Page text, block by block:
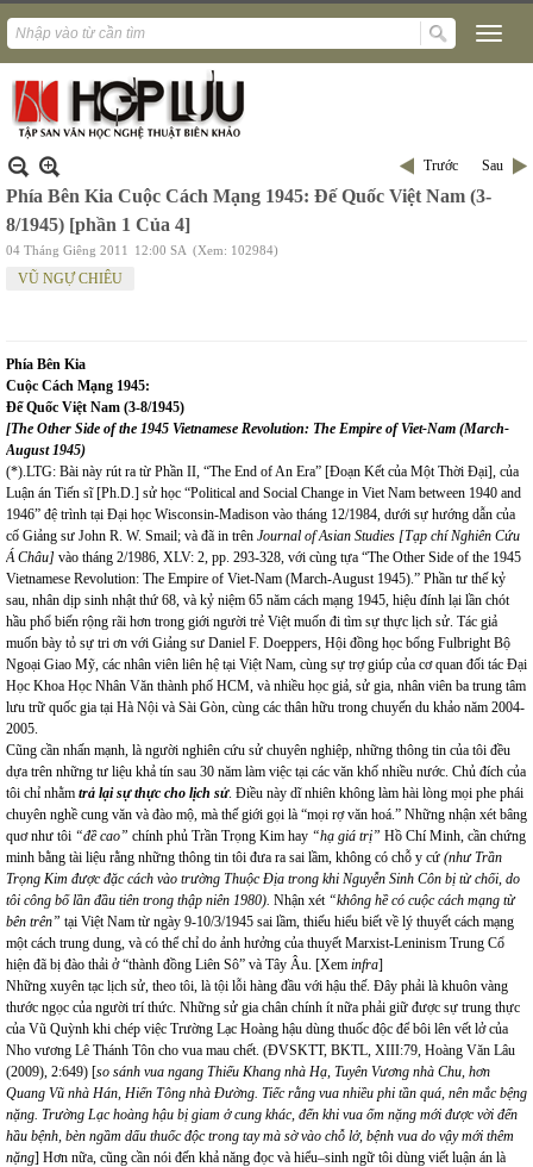
Trước Sau
Phía Bên Kia Cuộc Cách Mạng 1945: Đế Quốc Việt Nam (3-
8/1945) [phần 1 Của 4]
04 Tháng Giêng 2011 12:00 SA (Xem: 102984)
VŨ NGỰ CHIÊU
Phía Bên Kia
Cuộc Cách Mạng 1945:
Đế Quốc Việt Nam (3-8/1945)
[The Other Side of the 1945 Vietnamese Revolution: The Empire of Viet-Nam (March-
August 1945)
(*).LTG: Bài này rút ra từ Phần II, “The End of An Era” [Đoạn Kết của Một Thời Đại], của
Luận án Tiến sĩ [Ph.D.] sử học “Political and Social Change in Viet Nam between 1940 and
1946” đệ trình tại Đại học Wisconsin-Madison vào tháng 12/1984, dưới sự hướng dẫn của
cố Giảng sư John R. W. Smail; và đã in trên Journal of Asian Studies [Tạp chí Nghiên Cứu
Á Châu] vào tháng 2/1986, XLV: 2, pp. 293-328, với cùng tựa “The Other Side of the 1945
Vietnamese Revolution: The Empire of Viet-Nam (March-August 1945).” Phần tư thế kỷ
sau, nhân dịp sinh nhật thứ 68, và kỷ niệm 65 năm cách mạng 1945, hiệu đính lại lần chót
hầu phổ biến rộng rãi hơn trong giới người trẻ Việt muốn đi tìm sự thực lịch sử. Tác giả
muốn bày tỏ sự tri ơn với Giảng sư Daniel F. Doeppers, Hội đồng học bổng Fulbright Bộ
Ngoại Giao Mỹ, các nhân viên liên hệ tại Việt Nam, cùng sự trợ giúp của cơ quan đối tác Đại
Học Khoa Học Nhân Văn thành phố HCM, và nhiều học giả, sử gia, nhân viên ba trung tâm
lưu trữ quốc gia tại Hà Nội và Sài Gòn, cùng các thân hữu trong chuyến du khảo năm 2004-
2005.
Cũng cần nhấn mạnh, là người nghiên cứu sử chuyên nghiệp, những thông tin của tôi đều
dựa trên những tư liệu khả tín sau 30 năm làm việc tại các văn khố nhiều nước. Chủ đích của
tôi chỉ nhằm trả lại sự thực cho lịch sử. Điều này dĩ nhiên không làm hài lòng mọi phe phái
chuyên nghề cung văn và đào mộ, mà thế giới gọi là “mọi rợ văn hoá.” Những nhận xét bâng
quơ như tôi “đề cao” chính phủ Trần Trọng Kim hay “hạ giá trị” Hồ Chí Minh, cần chứng
minh bằng tài liệu rằng những thông tin tôi đưa ra sai lầm, không có chỗ y cứ (như Trần
Trọng Kim được đặc cách vào trường Thuộc Địa trong khi Nguyễn Sinh Côn bị từ chối, do
tôi công bố lần đầu tiên trong thập niên 1980). Nhận xét “không hề có cuộc cách mạng từ
bên trên” tại Việt Nam từ ngày 9-10/3/1945 sai lầm, thiếu hiểu biết về lý thuyết cách mạng
một cách trung dung, và có thể chỉ do ảnh hưởng của thuyết Marxist-Leninism Trung Cổ
hiện đã bị đào thải ở “thành đồng Liên Sô” và Tây Âu. [Xem infra]
Những xuyên tạc lịch sử, theo tôi, là tội lỗi hàng đầu với hậu thế. Đây phải là khuôn vàng
thước ngọc của người trí thức. Những sử gia chân chính ít nữa phải giữ được sự trung thực
của Vũ Quỳnh khi chép việc Trường Lạc Hoàng hậu dùng thuốc độc để bôi lên vết lở của
Nho vương Lê Thánh Tôn cho vua mau chết. (ĐVSKTT, BKTL, XIII:79, Hoàng Văn Lâu
(2009), 2:649) [so sánh vua ngang Thiếu Khang nhà Hạ, Tuyên Vương nhà Chu, hơn
Quang Vũ nhà Hán, Hiến Tông nhà Đường. Tiếc rằng vua nhiều phi tần quá, nên mắc bệng
nặng. Trường Lạc hoàng hậu bị giam ở cung khác, đến khi vua ốm nặng mới được vời đến
hầu bệnh, bèn ngầm dấu thuốc độc trong tay mà sờ vào chỗ lở, bệnh vua do vậy mới thêm
nặng] Hơn nữa, cũng cần nói đến khả năng đọc và hiểu–sinh ngữ tôi dùng viết luận án là